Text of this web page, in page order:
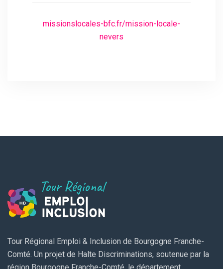
missionslocales-bfc.fr/mission-locale-
nevers
Tour Régional Emploi & Inclusion de Bourgogne Franche-
Comté. Un projet de Halte Discriminations, soutenue par la